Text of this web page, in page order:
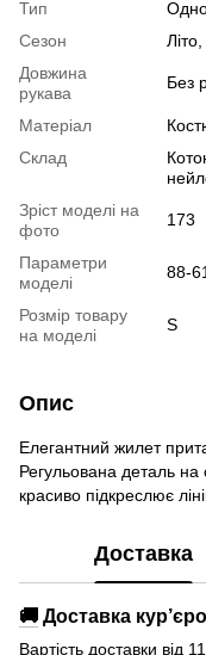
Тип
Сезон
Довжина
рукава
Без
Матеріал
Склад
Зріст моделі на
фото
173
Параметри
моделі
88-
Розмір товару
на моделі
S
Опис
Елегантний жилет
Регульована деталь на
красиво підкреслює
Доставка
🚚 Доставка
Вартість доставки від